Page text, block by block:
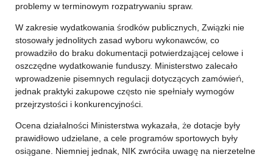
problemy w terminowym rozpatrywaniu spraw.
W zakresie wydatkowania środków publicznych, Związki nie
stosowały jednolitych zasad wyboru wykonawców, co
prowadziło do braku dokumentacji potwierdzającej celowe i
oszczędne wydatkowanie funduszy. Ministerstwo zalecało
wprowadzenie pisemnych regulacji dotyczących zamówień,
jednak praktyki zakupowe często nie spełniały wymogów
przejrzystości i konkurencyjności.
Ocena działalności Ministerstwa wykazała, że dotacje były
prawidłowo udzielane, a cele programów sportowych były
osiągane. Niemniej jednak, NIK zwróciła uwagę na nierzetelne